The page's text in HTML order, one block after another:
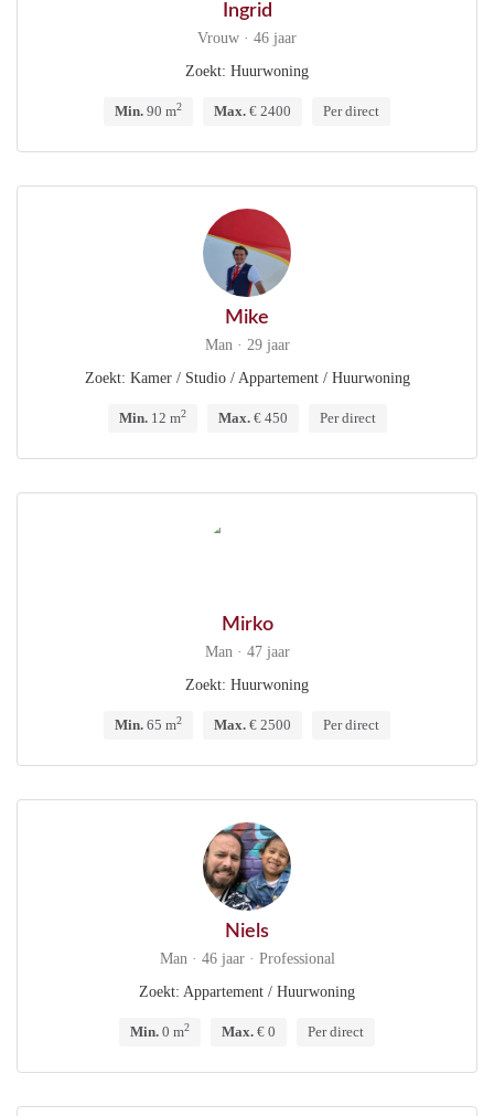
Ingrid
Vrouw · 46 jaar
Zoekt: Huurwoning
Min. 90 m2 Max. € 2400 Per direct
Mike
Man · 29 jaar
Zoekt: Kamer / Studio / Appartement / Huurwoning
Min.12 m2 Max.€ 450 Per direct
Mirko
Man · 47 jaar
Zoekt: Huurwoning
Min. 65 m2 Max. € 2500 Per direct
Niels
Man · 46 jaar · Professional
Zoekt: Appartement / Huurwoning
Min. 0 m2 Max. € 0 Per direct